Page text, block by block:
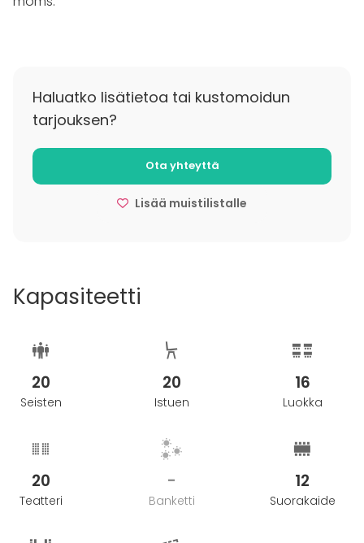
Haluatko lisätietoa tai kustomoidun
tarjouksen?
Ota yhteyttä
Lisää muistilistalle
Kapasiteetti
20
Seisten
20
Istuen
16
Luokka
20
Teatteri
-
Banketti
12
Suorakaide